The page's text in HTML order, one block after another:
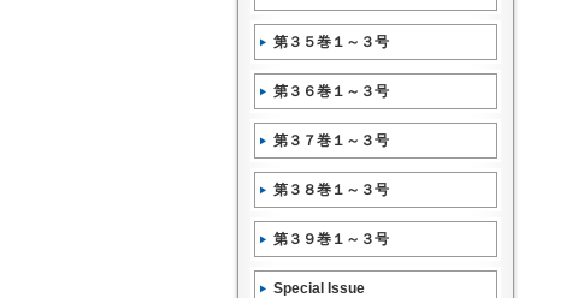
第３５巻１～３号
第３６巻１～３号
第３７巻１～３号
第３８巻１～３号
第３９巻１～３号
Special Issue